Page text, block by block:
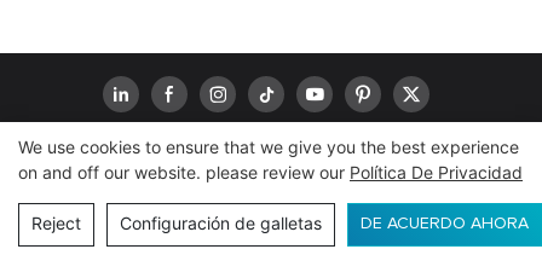
Derechos de autor© 2024 www.goodwaytechs.com|
We use cookies to ensure that we give you the best experience
on and off our website. please review our Política De Privacidad
Reject Configuración de galletas DE ACUERDO AHORA
CONSULTA